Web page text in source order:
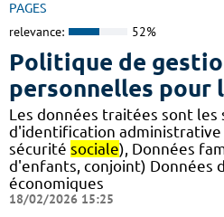
PAGES
relevance: 52%
Politique de
personnelles pour
Les données traitées sont les
d'identification
sécurité sociale), Données
d'enfants, conjoint) Données
économiques
18/02/2026 15:25